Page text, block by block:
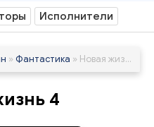
Исполнители
» Фантастика » Новая жизнь 4
4